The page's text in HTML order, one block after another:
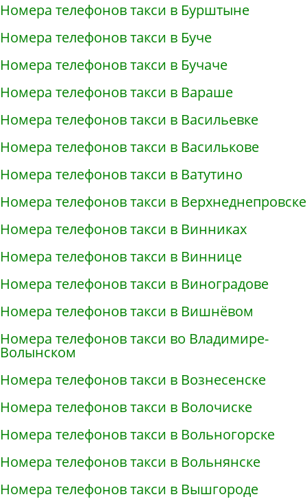
Номера телефонов такси в Бурштыне
Номера телефонов такси в Буче
Номера телефонов такси в Бучаче
Номера телефонов такси в Вараше
Номера телефонов такси в Васильевке
Номера телефонов такси в Василькове
Номера телефонов такси в Ватутино
Номера телефонов такси в Верхнеднепровске
Номера телефонов такси в Винниках
Номера телефонов такси в Виннице
Номера телефонов такси в Виноградове
Номера телефонов такси в Вишнёвом
Номера телефонов такси во Владимире-
Волынском
Номера телефонов такси в Вознесенске
Номера телефонов такси в Волочиске
Номера телефонов такси в Вольногорске
Номера телефонов такси в Вольнянске
Номера телефонов такси в Вышгороде